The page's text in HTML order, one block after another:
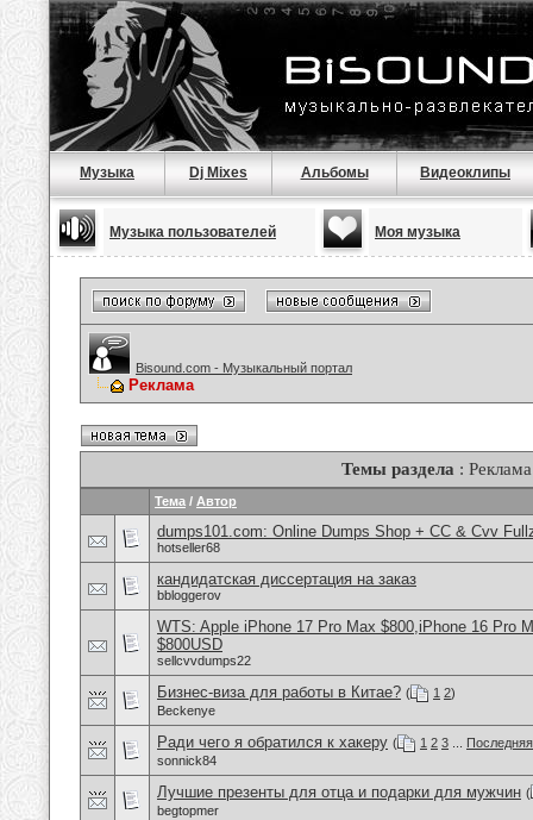
Музыка Dj Mixes Альбомы Видеоклипы
Музыка пользователей Моя музыка
Bisound.com - Музыкальный портал
Реклама
Темы раздела : Реклама
Тема / Автор
dumps101.com: Online Dumps Shop + CC & Cvv
hotseller68
кандидатская диссертация на заказ
bbloggerov
WTS: Apple iPhone 17 Pro Max $800,iPhone 16 Pro
$800USD
sellcvvdumps22
Бизнес-виза для работы в Китае? ( 1 2)
Beckenye
Ради чего я обратился к хакеру ( 1 2 3
sonnick84
Лучшие презенты для отца и подарки для мужчин (
begtopmer